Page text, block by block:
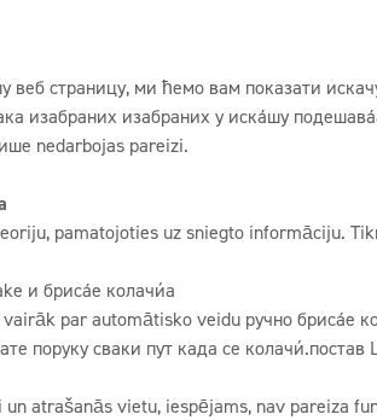
веб страницу, ми ћемо вам показати
изабраних изабраних у искаћшу
nedarbojas pareizi.
pamatojoties uz sniegto informāciju.
и брисање колачића
par automātisko veidu ручно брисање
поруку сваки пут када се
atrašanās vietu, iespējams, nav pareiza